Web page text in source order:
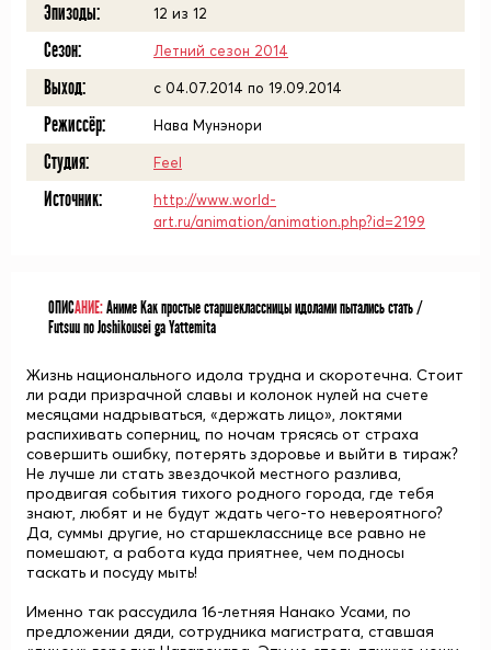
Эпизоды: 12 из 12
Сезон: Летний сезон 2014
Выход: c 04.07.2014 по 19.09.2014
Режиссёр: Нава Мунэнори
Студия: Feel
Источник:
http://www.world-
art.ru/animation/animation.php?id=2199
ОПИСАНИЕ:Аниме Как простые старшеклассницы идолами пытались стать /
Futsuu no Joshikousei ga Yattemita
Жизнь национального идола трудна и скоротечна. Стоит
ли ради призрачной славы и колонок нулей на счете
месяцами надрываться, «держать лицо», локтями
распихивать соперниц, по ночам трясясь от страха
совершить ошибку, потерять здоровье и выйти в тираж?
Не лучше ли стать звездочкой местного разлива,
продвигая события тихого родного города, где тебя
знают, любят и не будут ждать чего-то невероятного?
Да, суммы другие, но старшекласснице все равно не
помешают, а работа куда приятнее, чем подносы
таскать и посуду мыть!
Именно так рассудила 16-летняя Нанако Усами, по
предложении дяди, сотрудника магистрата, ставшая